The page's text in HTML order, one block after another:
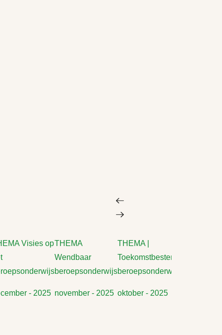
Visies op
- 2025
THEMA
Wendbaar
beroepsonderwijs
november - 2025
THEMA |
Toekomstbestendig
beroepsonderwijs
oktober - 2025